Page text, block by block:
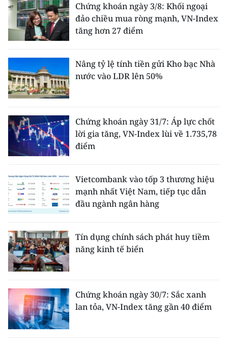
Chứng khoán ngày 3/8: Khối ngoại
đảo chiều mua ròng mạnh, VN-Index
tăng hơn 27 điểm
Nâng tỷ lệ tính tiền gửi Kho bạc Nhà
nước vào LDR lên 50%
Chứng khoán ngày 31/7: Áp lực chốt
lời gia tăng, VN-Index lùi về 1.735,78
điểm
Vietcombank vào tốp 3 thương hiệu
mạnh nhất Việt Nam, tiếp tục dẫn
đầu ngành ngân hàng
Tín dụng chính sách phát huy tiềm
năng kinh tế biển
Chứng khoán ngày 30/7: Sắc xanh
lan tỏa, VN-Index tăng gần 40 điểm